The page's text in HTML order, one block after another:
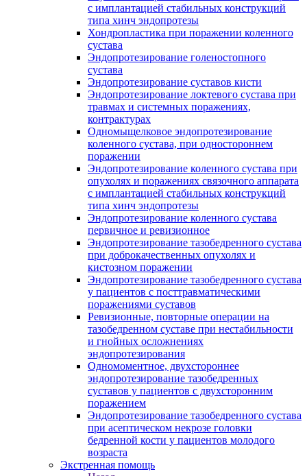
с имплантацией стабильных конструкций
типа хинч эндопротезы
Хондропластика при поражении коленного
сустава
Эндопротезирование голеностопного
сустава
Эндопротезирование суставов кисти
Эндопротезирование локтевого сустава при
травмах и системных поражениях,
контрактурах
Одномыщелковое эндопротезирование
коленного сустава, при одностороннем
поражении
Эндопротезирование коленного сустава при
опухолях и поражениях связочного аппарата
с имплантацией стабильных конструкций
типа хинч эндопротезы
Эндопротезирование коленного сустава
первичное и ревизионное
Эндопротезирование тазобедренного сустава
при доброкачественных опухолях и
кистозном поражении
Эндопротезирование тазобедренного сустава
у пациентов с посттравматическими
поражениями суставов
Ревизионные, повторные операции на
тазобедренном суставе при нестабильности
и гнойных осложнениях
эндопротезирования
Одномоментное, двухстороннее
эндопротезирование тазобедренных
суставов у пациентов с двухсторонним
поражением
Эндопротезирование тазобедренного сустава
при асептическом некрозе головки
бедренной кости у пациентов молодого
возраста
Экстренная помощь